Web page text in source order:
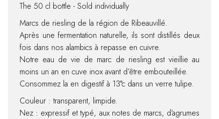
The 50 cl bottle - Sold individually
Marcs de riesling de la région de Ribeauvillé.
Après une fermentation naturelle, ils sont distillés deux
fois dans nos alambics à repasse en cuivre.
Notre eau de vie de marc de riesling est vieillie au
moins un an en cuve inox avant d’être embouteillée.
Consommez la en digestif à 13°c dans un verre tulipe.
Couleur : transparent, limpide.
Nez : expressif et typé, aux notes de marcs, d’agrumes